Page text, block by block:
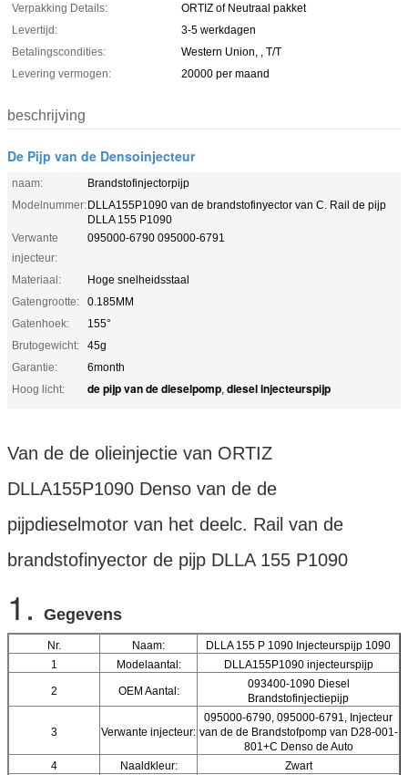
Verpakking Details:
ORTIZ of Neutraal pakket
Levertijd:
3-5 werkdagen
Betalingscondities:
Western Union, , T/T
Levering vermogen:
20000 per maand
beschrijving
De Pijp van de Densoinjecteur
naam:
Brandstofinjectorpijp
Modelnummer:DLLA155P1090 van de brandstofinyector van C. Rail de pijp
DLLA 155 P1090
Verwante
injecteur:
095000-6790 095000-6791
Materiaal:
Hoge snelheidsstaal
Gatengrootte:
0.185MM
Gatenhoek:
155°
Brutogewicht:
45g
Garantie:
6month
Hoog licht:
de pijp van de dieselpomp, diesel injecteurspijp
Van de de olieinjectie van ORTIZ
DLLA155P1090 Denso van de de
pijpdieselmotor van het deelc. Rail van de
brandstofinyector de pijp DLLA 155 P1090
1. Gegevens
Nr. Naam:
DLLA 155 P 1090 Injecteurspijp 1090
1
Modelaantal: DLLA155P1090 injecteurspijp
2 OEM Aantal:
093400-1090 Diesel
Brandstofinjectiepijp
3 Verwante injecteur:
095000-6790, 095000-6791, Injecteur
van de de Brandstofpomp van D28-001-
801+C Denso de Auto
4
Naaldkleur:
Zwart